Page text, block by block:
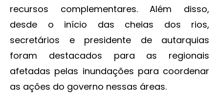
recursos complementares. Além disso,
desde o início das cheias dos rios,
secretários e presidente de autarquias
foram destacados para as regionais
afetadas pelas inundações para coordenar
as ações do governo nessas áreas.